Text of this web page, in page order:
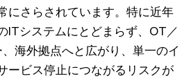
にさらされています。特に近年
ITシステムにとどまらず、OT／
海外拠点へと広がり、単一のイ
ービス停止につながるリスクが